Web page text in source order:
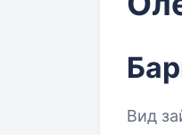
Вид